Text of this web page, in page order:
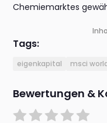
Chemiemarktes
Tags:
eigenkapital msci
Bewertungen &